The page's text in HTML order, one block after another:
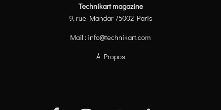
Technikart magazine
9, rue Mandar 75002 Paris
Mail : info@technikart.com
À Propos